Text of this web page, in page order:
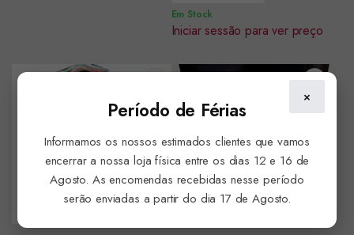
Em Stock
Iniciar sessão para ver preço
×
Período de Férias
Informamos os nossos estimados clientes que vamos
encerrar a nossa loja física entre os dias 12 e 16 de
Agosto. As encomendas recebidas nesse período
serão enviadas a partir do dia 17 de Agosto.